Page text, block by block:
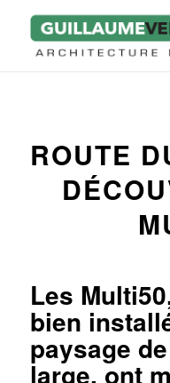
ROUTE
Les
bien
paysage
large, ont